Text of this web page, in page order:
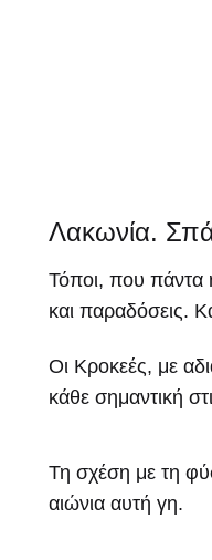
Λακωνία.
Τόποι, που πάντα
και παραδόσεις.
Οι Κροκεές, με
κάθε σημαντική
Τη σχέση με τη
αιώνια αυτή γη.